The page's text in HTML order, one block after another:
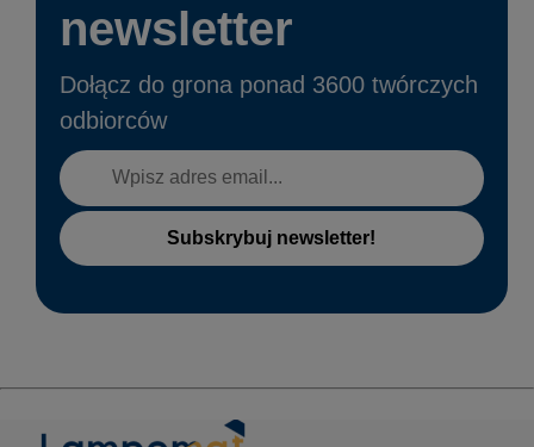
newsletter
Dołącz do grona ponad 3600 twórczych
odbiorców
Subskrybuj newsletter!